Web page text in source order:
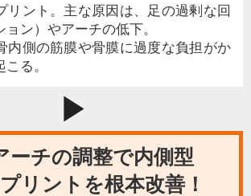
リント。主な原因は、足の過剰な回
ン）やアーチの低下。
内側の筋膜や骨膜に過度な負担がか
る。
play_arrow
ーチの調整で内側型
リントを根本改善！